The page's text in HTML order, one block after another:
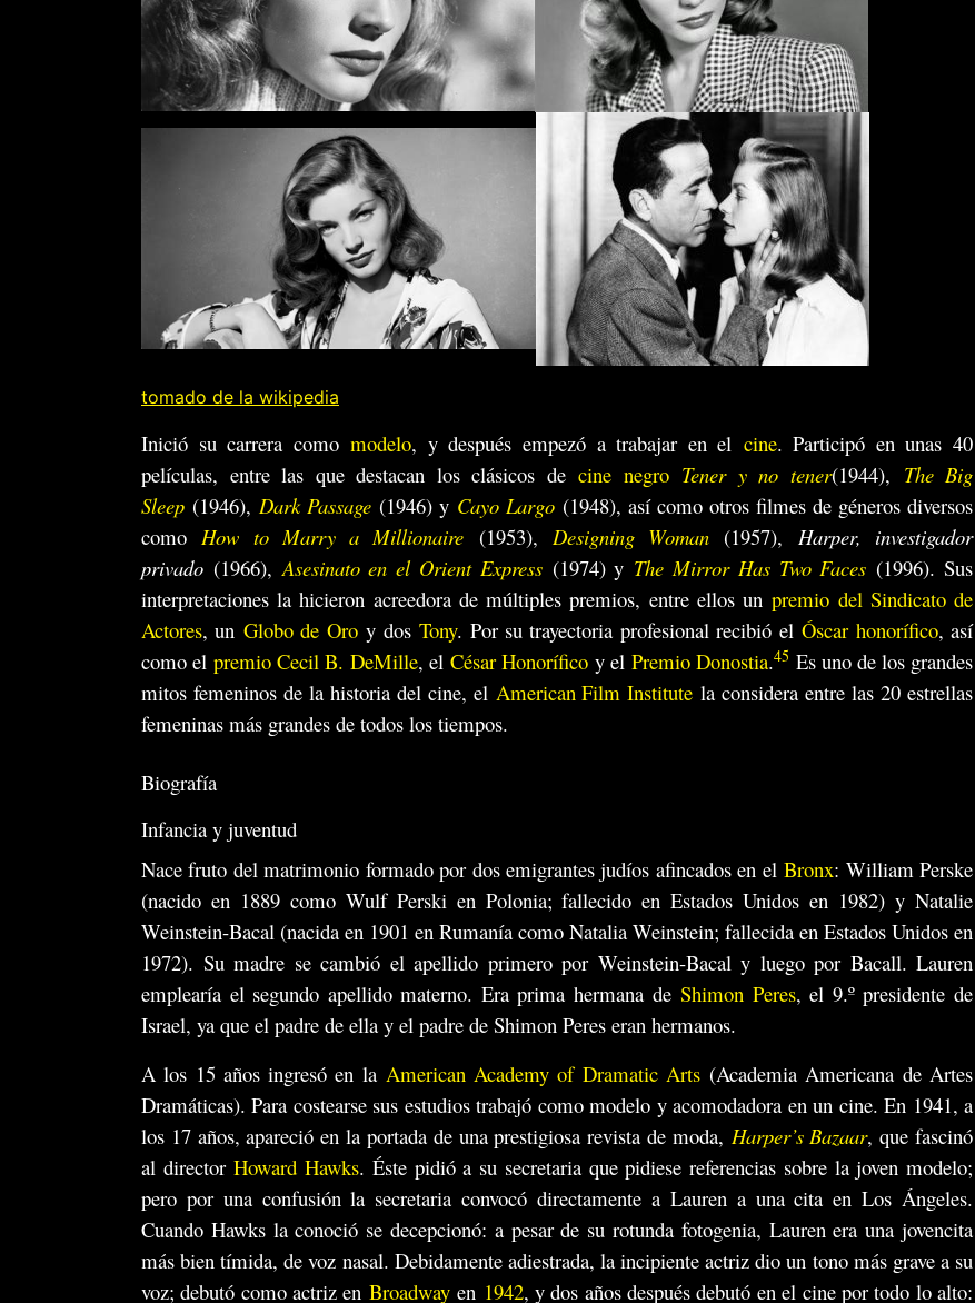
tomado de la wikipedia
Inició su carrera comomodelo, y después empezó a trabajar en el cine. Participó en unas 40
películas, entre las que destacan los clásicos decine negro Tener y no tener(1944), The Big
Sleep (1946), Dark Passage (1946) y Cayo Largo (1948), así como otros filmes de géneros diversos
como How to Marry a Millionaire (1953), Designing Woman (1957), Harper, investigador
privado (1966), Asesinato en el Orient Express(1974) y The Mirror Has Two Faces (1996). Sus
interpretaciones la hicieron acreedora de múltiples premios, entre ellos unpremio del Sindicato de
Actores, un Globo de Oroy dosTony. Por su trayectoria profesional recibió elÓscar honorífico, así
como elpremio Cecil B. DeMille, el César Honoríficoy elPremio Donostia.45 ​ Es uno de los grandes
mitos femeninos de la historia del cine, el American Film Institute la considera entre las 20 estrellas
femeninas más grandes de todos los tiempos.
Biografía
Infancia y juventud
Nace fruto del matrimonio formado por dos emigrantes judíos afincados en elBronx: William Perske
(nacido en 1889 como Wulf Perski en Polonia; fallecido en Estados Unidos en 1982) y Natalie
Weinstein-Bacal (nacida en 1901 en Rumanía como Natalia Weinstein; fallecida en Estados Unidos en
1972). Su madre se cambió el apellido primero por Weinstein-Bacal y luego por Bacall. Lauren
emplearía el segundo apellido materno. Era prima hermana deShimon Peres, el 9.º presidente de
Israel, ya que el padre de ella y el padre de Shimon Peres eran hermanos.
A los 15 años ingresó en la American Academy of Dramatic Arts(Academia Americana de Artes
Dramáticas). Para costearse sus estudios trabajó como modelo y acomodadora en un cine. En 1941, a
los 17 años, apareció en la portada de una prestigiosa revista de moda, Harper’s Bazaar, que fascinó
al directorHoward Hawks. Éste pidió a su secretaria que pidiese referencias sobre la joven modelo;
pero por una confusión la secretaria convocó directamente a Lauren a una cita en Los Ángeles.
Cuando Hawks la conoció se decepcionó: a pesar de su rotunda fotogenia, Lauren era una jovencita
más bien tímida, de voz nasal. Debidamente adiestrada, la incipiente actriz dio un tono más grave a su
voz; debutó como actriz en Broadwayen 1942, y dos años después debutó en el cine por todo lo alto: